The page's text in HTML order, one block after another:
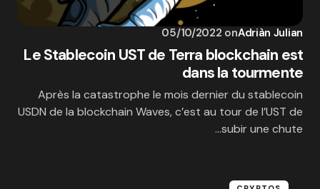
Adriàn Julian
on
05/10/2022
Le Stablecoin UST de Terra blockchain est
dans la tourmente
Après la catastrophe le mois dernier du stablecoin
USDN de la blockchain Waves, c’est au tour de l’UST de
subir une chute…